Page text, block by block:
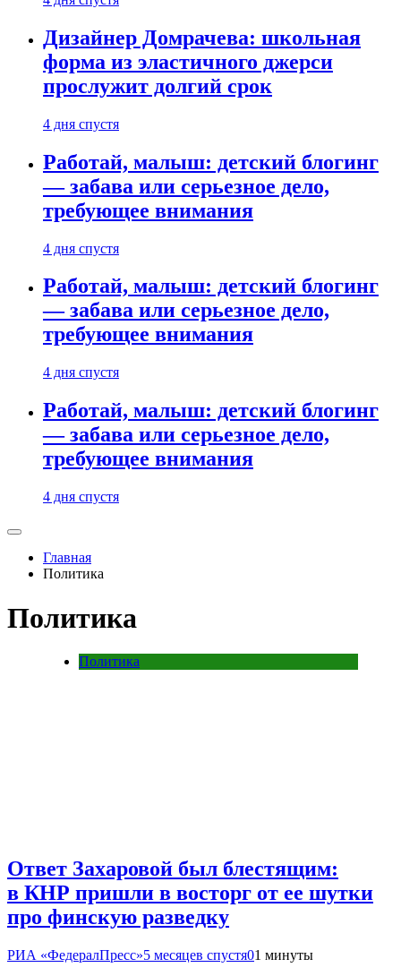
Дизайнер Домрачева: школьная
форма из эластичного джерси
прослужит долгий срок
4 дня спустя
Работай, малыш: детский блогинг
— забава или серьезное дело,
требующее внимания
4 дня спустя
Работай, малыш: детский блогинг
— забава или серьезное дело,
требующее внимания
4 дня спустя
Работай, малыш: детский блогинг
— забава или серьезное дело,
требующее внимания
4 дня спустя
Главная
Политика
Политика
Политика
Ответ Захаровой был блестящим:
в КНР пришли в восторг от ее шутки
про финскую разведку
РИА «ФедералПресс»5 месяцев спустя01 минуты